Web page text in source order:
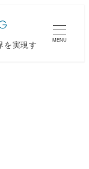
を実現す MENU